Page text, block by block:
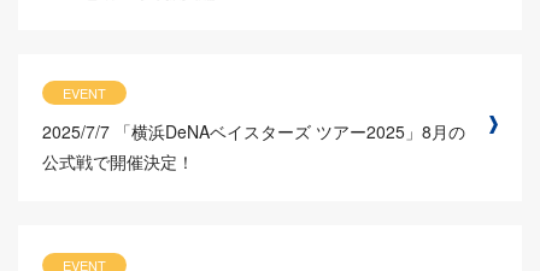
EVENT
2025/7/7 「横浜DeNAベイスターズ ツアー2025」8月の
公式戦で開催決定！
EVENT